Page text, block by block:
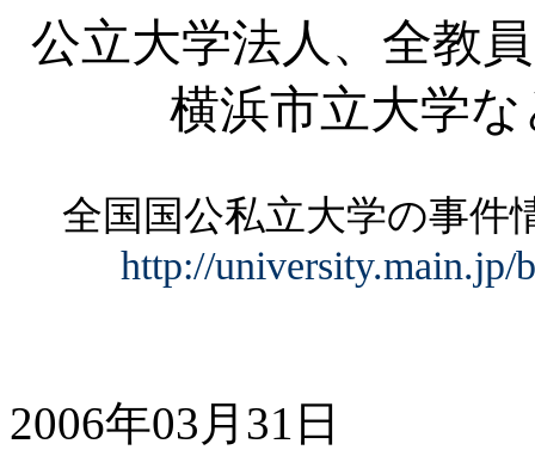
公立大学法人、全教
横浜市立大学な
全国国公私立大学の事
http://university.main.jp/
2006年03月31日